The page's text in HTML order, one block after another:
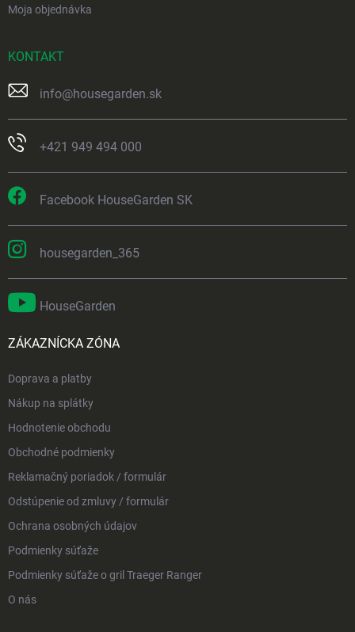
Moja objednávka
KONTAKT
info@housegarden.sk
+421 949 494 000
Facebook HouseGarden SK
housegarden_365
HouseGarden
ZÁKAZNÍCKA ZÓNA
Doprava a platby
Nákup na splátky
Hodnotenie obchodu
Obchodné podmienky
Reklamačný poriadok / formulár
Odstúpenie od zmluvy / formulár
Ochrana osobných údajov
Podmienky súťaže
Podmienky súťaže o gril Traeger Ranger
O nás